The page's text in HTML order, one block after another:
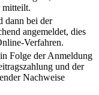
mitteilt.
dann bei der
angemeldet, dies
Verfahren.
Folge der Anmeldung
und der
Nachweise